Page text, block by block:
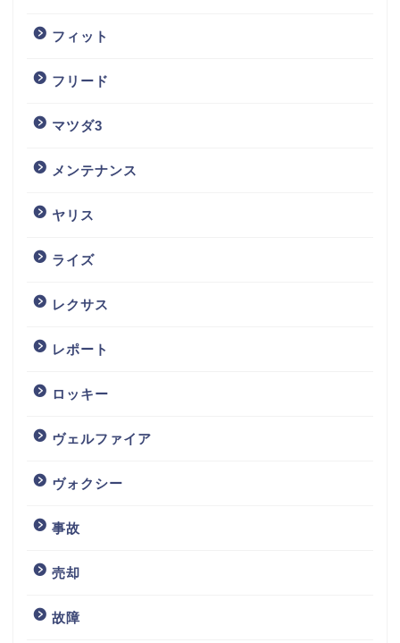
フィット
フリード
マツダ3
メンテナンス
ヤリス
ライズ
レクサス
レポート
ロッキー
ヴェルファイア
ヴォクシー
事故
売却
故障